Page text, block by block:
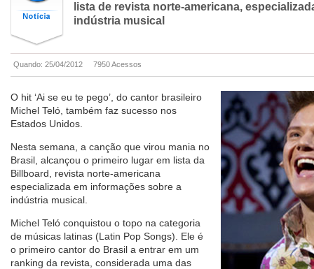
lista de revista norte-americana,
indústria musical
Quando: 25/04/2012 7950 Acessos
O hit ‘Ai se eu te pego’, do cantor brasileiro
Michel Teló, também faz sucesso nos
Estados Unidos.
Nesta semana, a canção que virou mania no
Brasil, alcançou o primeiro lugar em lista da
Billboard, revista norte-americana
especializada em informações sobre a
indústria musical.
Michel Teló conquistou o topo na categoria
de músicas latinas (Latin Pop Songs). Ele é
o primeiro cantor do Brasil a entrar em um
ranking da revista, considerada uma das